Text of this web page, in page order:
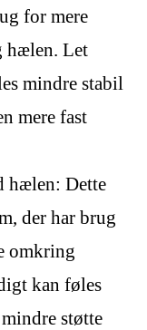
for mere
hælen. Let
mindre stabil
mere fast
hælen: Dette
der har brug
omkring
kan føles
støtte